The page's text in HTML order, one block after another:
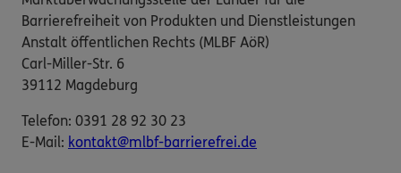
Barrierefreiheit von Produkten und Dienstleistungen
Anstalt öffentlichen Rechts (MLBF AöR)
Carl-Miller-Str. 6
39112 Magdeburg
Telefon: 0391 28 92 30 23
E-​Mail: kontakt@mlbf-barrierefrei.de